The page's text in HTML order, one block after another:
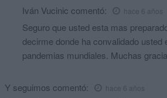
Iván Vucinic comentó: hace 6 años
Seguro que usted esta mas
decirme donde ha convalidado usted
pandemias mundiales. Muchas
Y seguimos comentó: hace 6 años